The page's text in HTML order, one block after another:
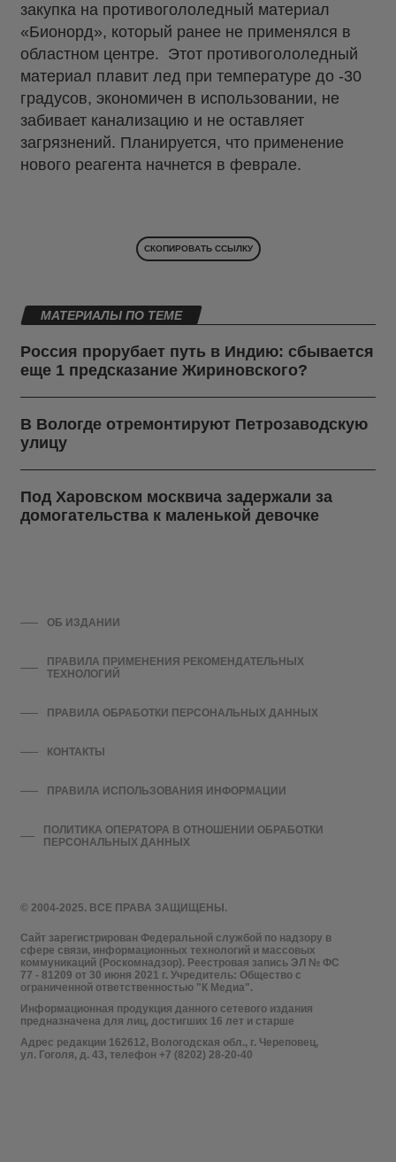
закупка на противогололедный материал
«Бионорд», который ранее не применялся в
областном центре. Этот противогололедный
материал плавит лед при температуре до -30
градусов, экономичен в использовании, не
забивает канализацию и не оставляет
загрязнений. Планируется, что применение
нового реагента начнется в феврале.
СКОПИРОВАТЬ ССЫЛКУ
МАТЕРИАЛЫ ПО ТЕМЕ
Россия прорубает путь в Индию: сбывается
еще 1 предсказание Жириновского?
В Вологде отремонтируют Петрозаводскую
улицу
Под Харовском москвича задержали за
домогательства к маленькой девочке
© 2004-2025. ВСЕ ПРАВА ЗАЩИЩЕНЫ.
Сайт зарегистрирован Федеральной службой по надзору в
сфере связи, информационных технологий и массовых
коммуникаций (Роскомнадзор). Реестровая запись ЭЛ № ФС
77 - 81209 от 30 июня 2021 г. Учредитель: Общество с
ограниченной ответственностью "К Медиа".
Информационная продукция данного сетевого издания
предназначена для лиц, достигших 16 лет и старше
Адрес редакции 162612, Вологодская обл., г. Череповец,
ул. Гоголя, д. 43, телефон +7 (8202) 28-20-40
ОБ ИЗДАНИИ
ПРАВИЛА ПРИМЕНЕНИЯ РЕКОМЕНДАТЕЛЬНЫХ
ТЕХНОЛОГИЙ
ПРАВИЛА ОБРАБОТКИ ПЕРСОНАЛЬНЫХ ДАННЫХ
КОНТАКТЫ
ПРАВИЛА ИСПОЛЬЗОВАНИЯ ИНФОРМАЦИИ
ПОЛИТИКА ОПЕРАТОРА В ОТНОШЕНИИ ОБРАБОТКИ
ПЕРСОНАЛЬНЫХ ДАННЫХ